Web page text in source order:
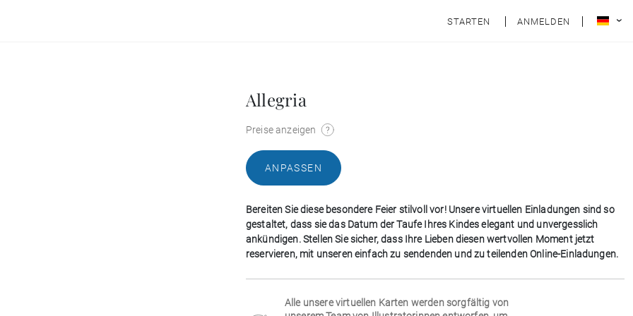
STARTEN ANMELDEN
Allegria
Preise anzeigen
ANPASSEN
Bereiten Sie diese besondere Feier stilvoll vor! Unsere virtuellen Einladungen sind so
gestaltet, dass sie das Datum der Taufe Ihres Kindes elegant und unvergesslich
ankündigen. Stellen Sie sicher, dass Ihre Lieben diesen wertvollen Moment jetzt
reservieren, mit unseren einfach zu sendenden und zu teilenden Online-Einladungen.
Alle unsere virtuellen Karten werden sorgfältig von